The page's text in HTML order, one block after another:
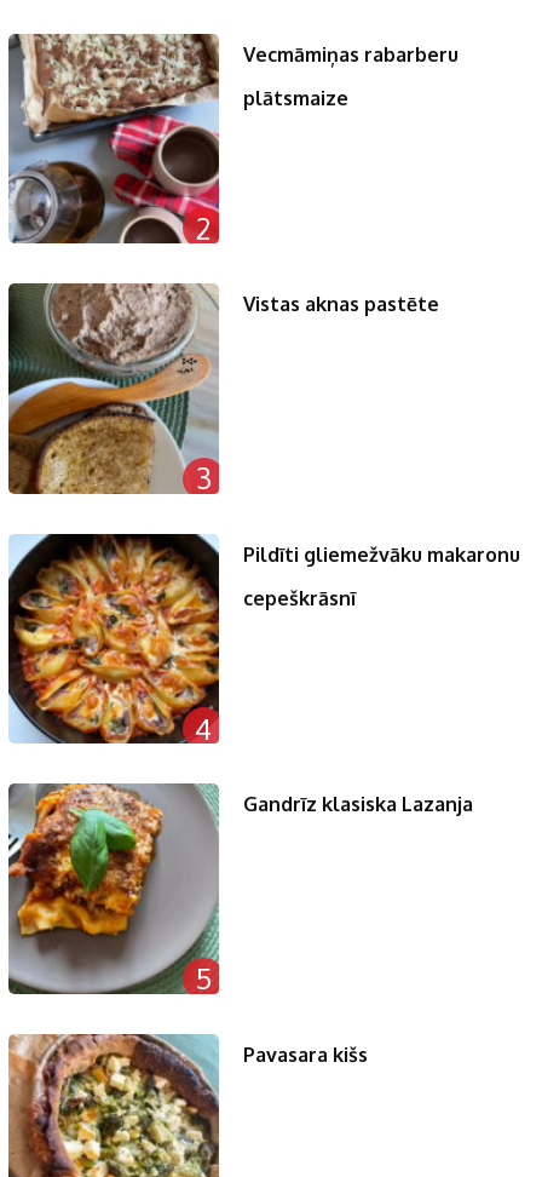
2
Vecmāmiņas rabarberu
plātsmaize
3
Vistas aknas pastēte
4
Pildīti gliemežvāku makaronu
cepeškrāsnī
5
Gandrīz klasiska Lazanja
Pavasara kišs